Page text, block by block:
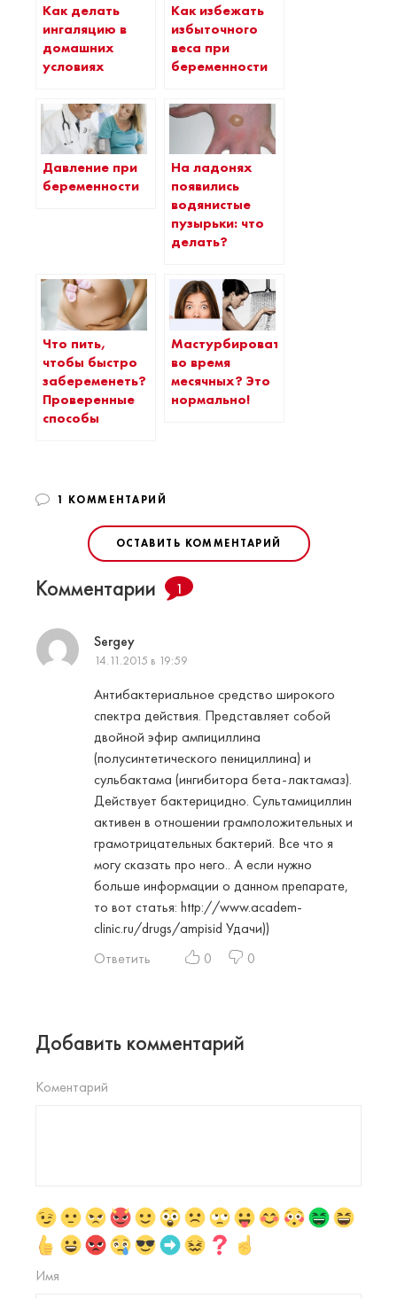
Как делать
ингаляцию в
домашних
условиях
Как избежать
избыточного
веса при
беременности
Давление при
беременности
На ладонях
появились
водянистые
пузырьки: что
делать?
Что пить,
чтобы быстро
забеременеть?
Проверенные
способы
Мастурбировать
во время
месячных? Это
нормально!
1 КОММЕНТАРИЙ
ОСТАВИТЬ КОММЕНТАРИЙ
Комментарии 1
Sergey
14.11.2015 в 19:59
Антибактериальное средство широкого
спектра действия. Представляет собой
двойной эфир ампициллина
(полусинтетического пенициллина) и
сульбактама (ингибитора бета-лактамаз).
Действует бактерицидно. Сультамициллин
активен в отношении грамположительных и
грамотрицательных бактерий. Все что я
могу сказать про него.. А если нужно
больше информации о данном препарате,
то вот статья: http://www.academ-
clinic.ru/drugs/ampisid Удачи))
Ответить
0 0
Добавить комментарий
Коментарий
Имя